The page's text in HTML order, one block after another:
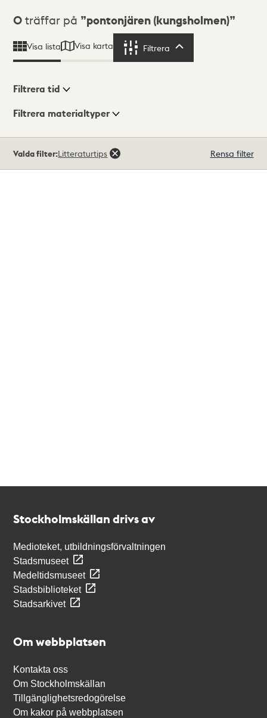
Sökresultat
0 träffar på pontonjären (kungsholmen)
Visa lista Visa karta Filtrera
Visningsläge
Filtrera tid
Filtrera materialtyper
träffar
Valda filter:Litteraturtips Rensa filter
Stockholmskällan drivs av
Medioteket, utbildningsförvaltningen
Stadsmuseet
Medeltidsmuseet
Stadsbiblioteket
Stadsarkivet
Om webbplatsen
Kontakta oss
Om Stockholmskällan
Tillgänglighetsredogörelse
Om kakor på webbplatsen